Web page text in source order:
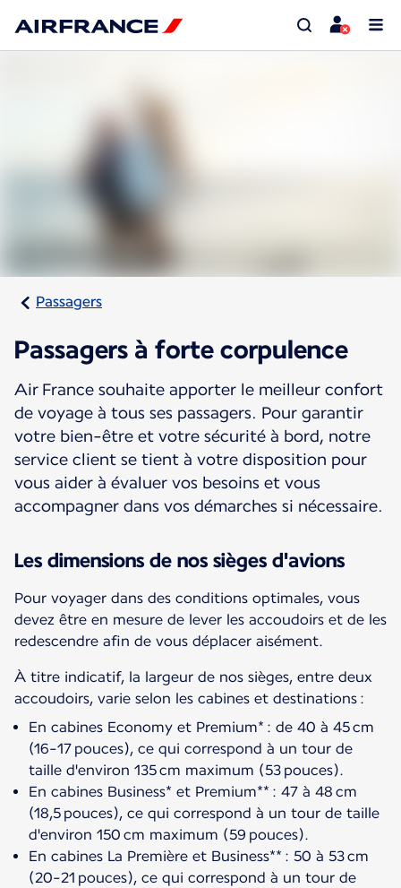
Passagers
Passagers à forte corpulence
Air France souhaite apporter le meilleur confort
de voyage à tous ses passagers. Pour garantir
votre bien-être et votre sécurité à bord, notre
service client se tient à votre disposition pour
vous aider à évaluer vos besoins et vous
accompagner dans vos démarches si nécessaire.
Les dimensions de nos sièges d'avions
Pour voyager dans des conditions optimales, vous
devez être en mesure de lever les accoudoirs et de les
redescendre afin de vous déplacer aisément.
À titre indicatif, la largeur de nos sièges, entre deux
accoudoirs, varie selon les cabines et destinations :
En cabines Economy et Premium* : de 40 à 45 cm
(16-17 pouces), ce qui correspond à un tour de
taille d'environ 135 cm maximum (53 pouces).
En cabines Business* et Premium** : 47 à 48 cm
(18,5 pouces), ce qui correspond à un tour de taille
d'environ 150 cm maximum (59 pouces).
En cabines La Première et Business** : 50 à 53 cm
(20-21 pouces), ce qui correspond à un tour de